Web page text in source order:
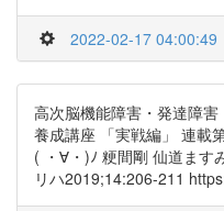
2022-02-17 04:00:49
高次脳機能障害・発達障
養成講座 「実戦編」 連載
( ・∀・)ﾉ 粳間剛 仙道ます
リハ2019;14:206-211